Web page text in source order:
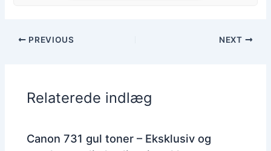
PREVIOUS NEXT
Relaterede indlæg
Canon 731 gul toner – Eksklusiv og